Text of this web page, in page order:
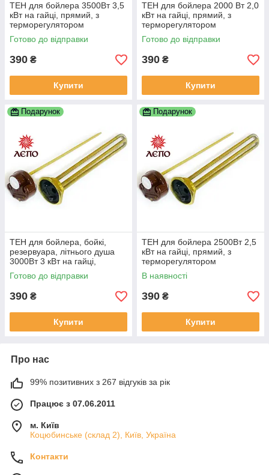
ТЕН для бойлера 3500Вт 3,5
кВт на гайці, прямий, з
терморегулятором
Готово до відправки
390 ₴
Купити
ТЕН для бойлера 2000 Вт 2,0
кВт на гайці, прямий, з
терморегулятором
Готово до відправки
390 ₴
Купити
Подарунок
ТЕН для бойлера, бойкі,
резервуара, літнього душа
3000Вт 3 кВт на гайці,
прямий, з терморегулятором
Готово до відправки
390 ₴
Купити
Подарунок
ТЕН для бойлера 2500Вт 2,5
кВт на гайці, прямий, з
терморегулятором
В наявності
390 ₴
Купити
Про нас
99% позитивних з 267 відгуків за рік
Працює з 07.06.2011
м. Київ
Коцюбинське (склад 2), Київ, Україна
Контакти